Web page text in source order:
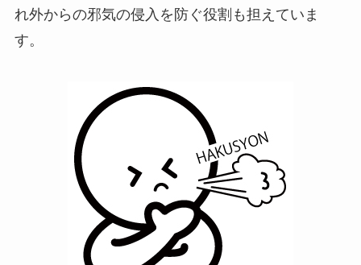
れ外からの邪気の侵入を防ぐ役割も担えていま
す。